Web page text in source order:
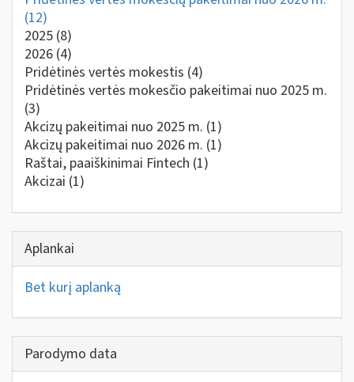
(12)
2025 (8)
2026 (4)
Pridėtinės vertės mokestis (4)
Pridėtinės vertės mokesčio pakeitimai nuo 2025 m.
(3)
Akcizų pakeitimai nuo 2025 m. (1)
Akcizų pakeitimai nuo 2026 m. (1)
Raštai, paaiškinimai Fintech (1)
Akcizai (1)
Aplankai
Bet kurį aplanką
Parodymo data